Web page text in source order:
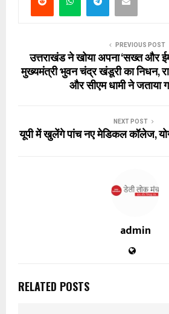
PREVIOUS POST
उत्तराखंड ने खोया अपना ‘सख्त और
मुख्यमंत्री भुवन चंद्र खंडूरी का निधन,
और सीएम धामी ने जताया
NEXT POST
यूपी में खुलेंगे पांच नए मेडिकल कॉलेज,
admin
RELATED POSTS